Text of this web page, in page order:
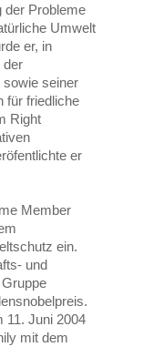
der Probleme
Umwelt
er, in
der
sowie seiner
für friedliche
Right
er
Member
ein.
und
11. Juni 2004
mit dem